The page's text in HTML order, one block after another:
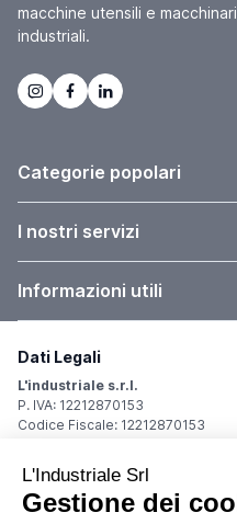
macchine utensili e macchinari
industriali.
Categorie popolari
I nostri servizi
Informazioni utili
Dati Legali
L'industriale s.r.l.
P. IVA: 12212870153
Codice Fiscale: 12212870153
Sede Legale
Via Carlo Dolci, 32
20148 Milano (MI)